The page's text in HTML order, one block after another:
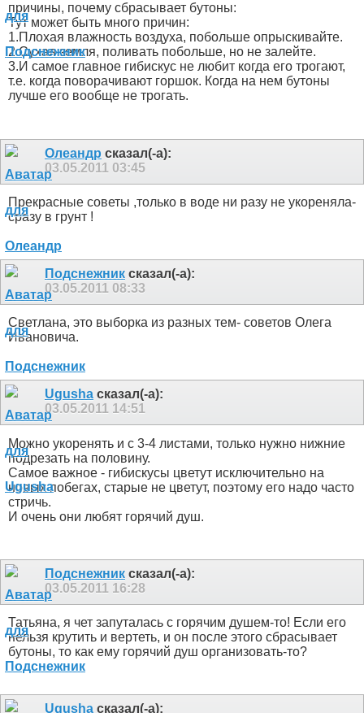
причины, почему сбрасывает бутоны:
Тут может быть много причин:
1.Плохая влажность воздуха, побольше опрыскивайте.
2.Сухая земля, поливать побольше, но не залейте.
3.И самое главное гибискус не любит когда его трогают,
т.е. когда поворачивают горшок. Когда на нем бутоны
лучше его вообще не трогать.
Олеандр сказал(-а):
03.05.2011 03:45
Прекрасные советы ,только в воде ни разу не укореняла-
сразу в грунт !
Подснежник сказал(-а):
03.05.2011 08:33
Светлана, это выборка из разных тем- советов Олега
Ивановича.
Ugusha сказал(-а):
03.05.2011 14:51
Можно укоренять и с 3-4 листами, только нужно нижние
подрезать на половину.
Самое важное - гибискусы цветут исключительно на
новых побегах, старые не цветут, поэтому его надо часто
стричь.
И очень они любят горячий душ.
Подснежник сказал(-а):
03.05.2011 16:28
Татьяна, я чет запуталась с горячим душем-то! Если его
нельзя крутить и вертеть, и он после этого сбрасывает
бутоны, то как ему горячий душ организовать-то?
Ugusha сказал(-а):